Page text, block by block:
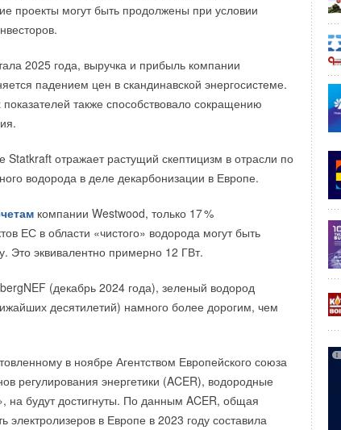
проекты могут быть продолжены при условии
2025 года, выручка и прибыль компании
падением цен в скандинавской энергосистеме.
также способствовало сокращению
Statkraft отражает растущий скептицизм в отрасли по
водорода в деле декарбонизации в Европе.
компании Westwood, только 17%
ЕС в области «чистого» водорода могут быть
Это эквивалентно примерно 12 ГВт.
(декабрь 2024 года), зеленый водород
десятилетий) намного более дорогим, чем
в ноябре Агентством Европейского союза
регулирования энергетики (ACER), водородные
на будут достигнуты. По данным ACER, общая
электролизеров в Европе в 2023 году составила
чтобы не мешали друг другу :)))
Комментарий полезен?